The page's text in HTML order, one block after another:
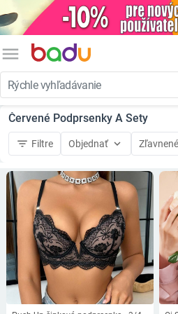
menu
Červené Podprsenky A Sety
filter_list Filtre Objednať keyboard_arrow_down